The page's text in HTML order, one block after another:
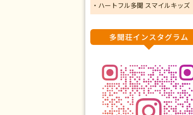
・ハートフル多聞 スマイルキッズ
多聞荘インスタグラム